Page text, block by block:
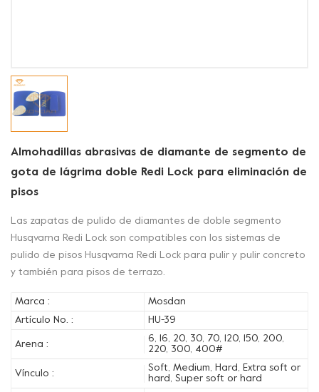
Almohadillas abrasivas de diamante de segmento de
gota de lágrima doble Redi Lock para eliminación de
pisos
Las zapatas de pulido de diamantes de doble segmento
Husqvarna Redi Lock son compatibles con los sistemas de
pulido de pisos Husqvarna Redi Lock para pulir y pulir concreto
y también para pisos de terrazo.
Marca :
Mosdan
Artículo No. :
HU-39
Arena :
6, 16, 20, 30, 70, 120, 150, 200,
220, 300, 400#
Vínculo :
Soft, Medium, Hard, Extra soft or
hard, Super soft or hard